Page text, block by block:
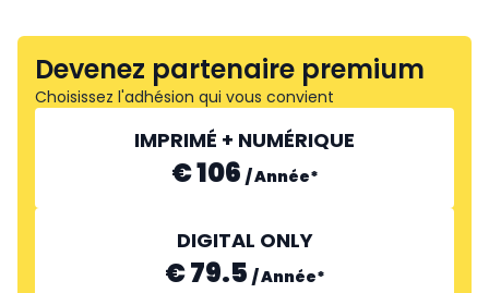
Devenez partenaire premium
Choisissez l'adhésion qui vous convient
IMPRIMÉ + NUMÉRIQUE
€ 106 /Année*
DIGITAL ONLY
€ 79.5 /Année*